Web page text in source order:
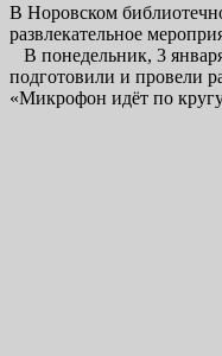
В Норовском
развлекательное
В понедельник, 3
подготовили и провели
«Микрофон идёт по